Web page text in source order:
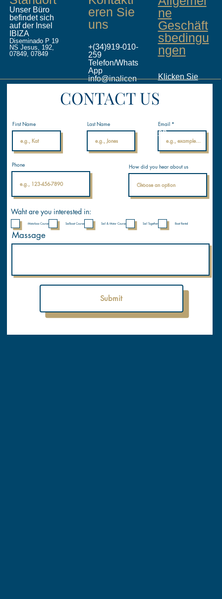
eren Sie
uns
+(34)919-010-
259
Telefon/Whats
App
info@inalicen
ses.com
Internationale
Nautische
Unser Büro
befindet sich
auf der Insel
IBIZA
Diseminado P 19
NS Jesus, 192,
07849, 07849
CONTACT US
First Name Last Name Email
Phone
Submit
Waht are you interested in:
Motorboa Course Sailboat Course Sail & Motor Course Sail Together Boat Rental
How did you hear about us
Massage
ne
Geschäft
sbedingu
ngen
Klicken Sie
PDF
en